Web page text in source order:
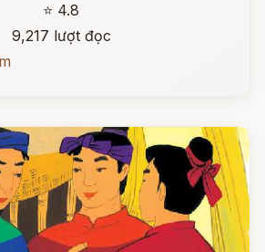
⭐ 4.8
9,217 lượt đọc